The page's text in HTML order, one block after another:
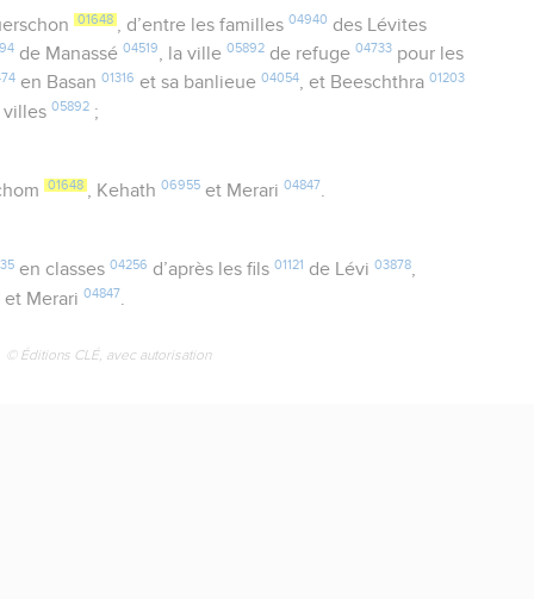
01648 , d’entre les familles 04940 des Lévites
de Manassé04519, la ville05892 de refuge04733 pour les
en Basan01316 et sa banlieue04054, et Beeschthra01203
villes05892 ;
01648 , Kehath 06955et Merari 04847
en classes 04256 d’après les fils 01121 de Lévi 03878,
et Merari04847
© Éditions CLÉ, avec autorisation